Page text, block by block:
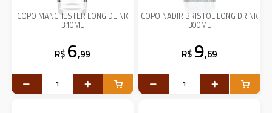
COPO MANCHESTER LONG DEINK
310ML
R$ 6,99
COPO NADIR BRISTOL LONG DRINK
300ML
R$ 9,69